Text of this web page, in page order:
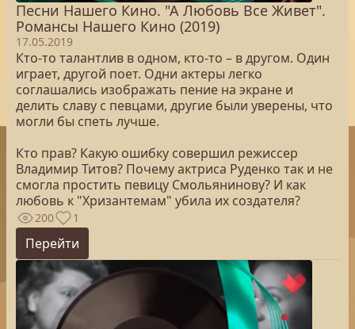
Песни Нашего Кино. "А Любовь Все Живет".
Романсы Нашего Кино (2019)
17.05.2019
Кто-то талантлив в одном, кто-то – в другом. Один
играет, другой поет. Одни актеры легко
соглашались изображать пение на экране и
делить славу с певцами, другие были уверены, что
могли бы спеть лучше.
Кто прав? Какую ошибку совершил режиссер
Владимир Титов? Почему актриса Руденко так и не
смогла простить певицу Смольянинову? И как
любовь к "Хризантемам" убила их создателя?
200 1
Перейти